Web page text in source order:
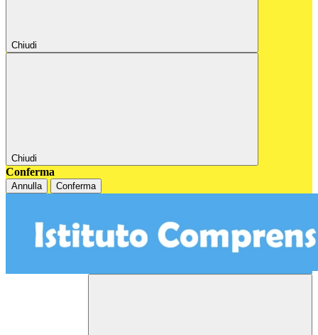
Chiudi
Chiudi
Conferma
Annulla Conferma